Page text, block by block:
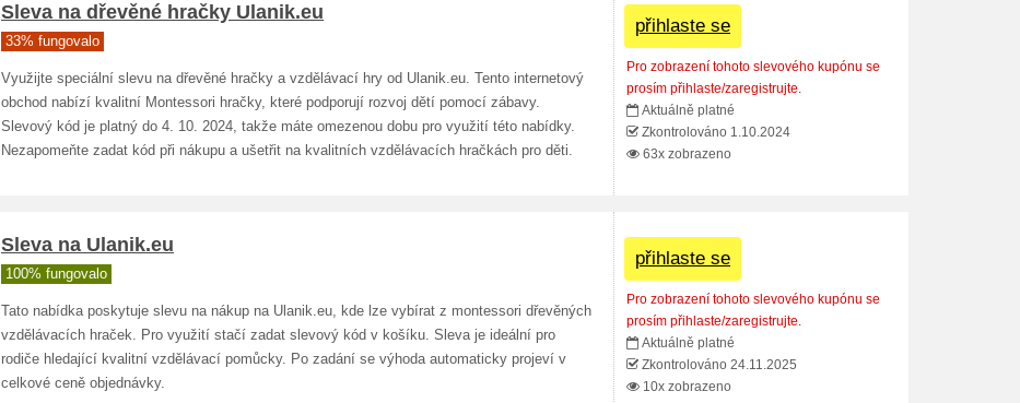
Sleva na dřevěné hračky Ulanik.eu
33% fungovalo
Využijte speciální slevu na dřevěné hračky a vzdělávací hry od Ulanik.eu. Tento internetový
obchod nabízí kvalitní Montessori hračky, které podporují rozvoj dětí pomocí zábavy.
Slevový kód je platný do 4. 10. 2024, takže máte omezenou dobu pro využití této nabídky.
Nezapomeňte zadat kód při nákupu a ušetřit na kvalitních vzdělávacích hračkách pro děti.
přihlaste se
Pro zobrazení tohoto slevového kupónu se
prosím přihlaste/zaregistrujte.
Aktuálně platné
Zkontrolováno 1.10.2024
63x zobrazeno
Sleva na Ulanik.eu
100% fungovalo
Tato nabídka poskytuje slevu na nákup na Ulanik.eu, kde lze vybírat z montessori dřevěných
vzdělávacích hraček. Pro využití stačí zadat slevový kód v košíku. Sleva je ideální pro
rodiče hledající kvalitní vzdělávací pomůcky. Po zadání se výhoda automaticky projeví v
celkové ceně objednávky.
přihlaste se
Pro zobrazení tohoto slevového kupónu se
prosím přihlaste/zaregistrujte.
Aktuálně platné
Zkontrolováno 24.11.2025
10x zobrazeno